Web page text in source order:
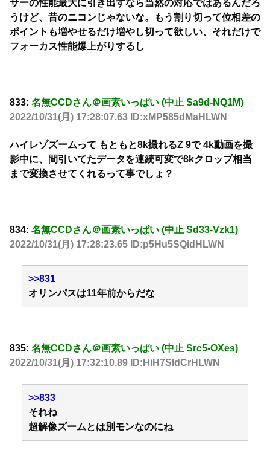
サーの性能最大に引き出すなら当然の対応ではあるんだろ
うけど、昔のニコンじゃないな。もう割り切って位相差の
ポイントも増やせるだけ増やし切って欲しい、それだけで
フォーカス性能爆上がりするし
833: 名無CCDさん＠画素いっぱい (中止 Sa9d-NQ1M)
2022/10/31(月) 17:28:07.63 ID:xMP585dMaHLWN
ハイレゾズームって もともと8k撮れるZ 9で 4k動画を撮
影中に、間引いてたデータを連続可変で8kクロップ相当
まで変換させてくれるって事でしょ？
834: 名無CCDさん＠画素いっぱい (中止 Sd33-Vzk1)
2022/10/31(月) 17:28:23.65 ID:p5Hu5SQidHLWN
>>831
オリンパスは11年前からだな
835: 名無CCDさん＠画素いっぱい (中止 Src5-OXes)
2022/10/31(月) 17:32:10.89 ID:HiH7SIdCrHLWN
>>833
それね
超解像ズームとは別モンなのにね